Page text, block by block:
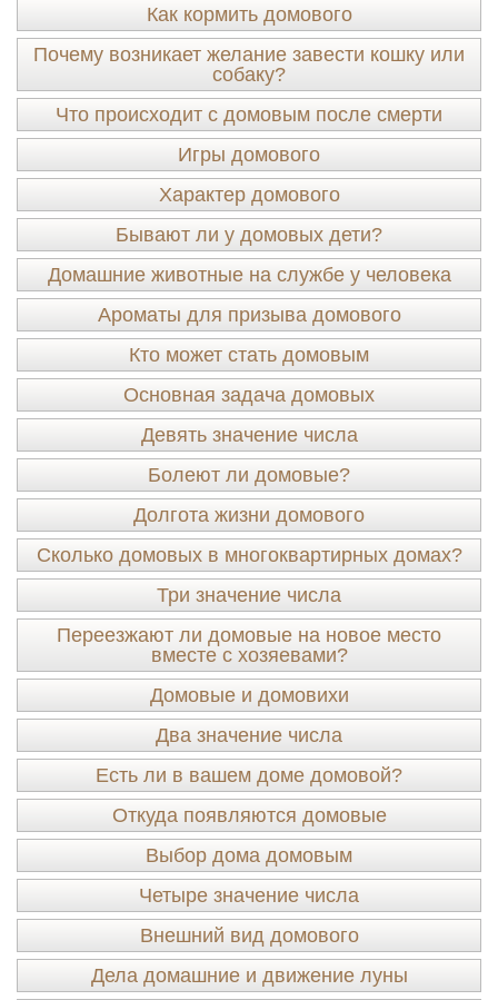
Как кормить домового
Почему возникает желание завести кошку или
собаку?
Что происходит с домовым после смерти
Игры домового
Характер домового
Бывают ли у домовых дети?
Домашние животные на службе у человека
Ароматы для призыва домового
Кто может стать домовым
Основная задача домовых
Девять значение числа
Болеют ли домовые?
Долгота жизни домового
Сколько домовых в многоквартирных домах?
Три значение числа
Переезжают ли домовые на новое место
вместе с хозяевами?
Домовые и домовихи
Два значение числа
Есть ли в вашем доме домовой?
Откуда появляются домовые
Выбор дома домовым
Четыре значение числа
Внешний вид домового
Дела домашние и движение луны